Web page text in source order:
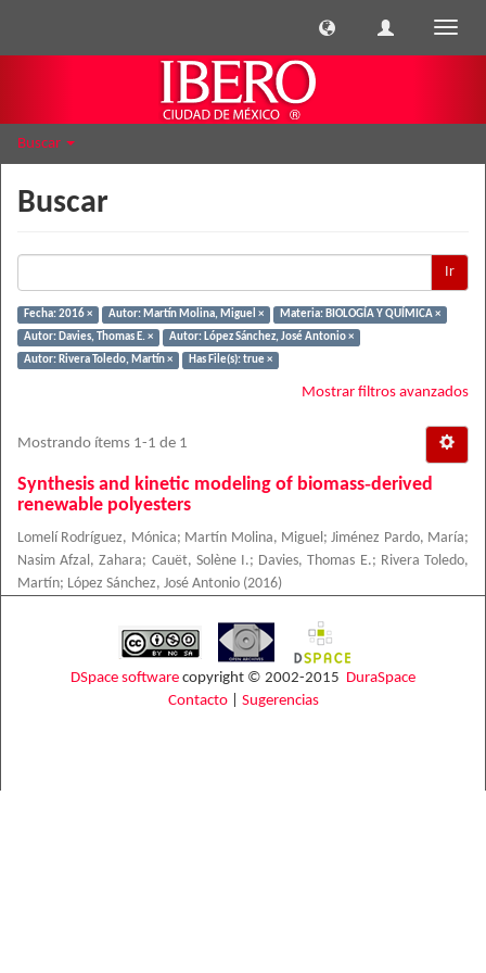
Buscar
Buscar
Ir
Fecha: 2016 × Autor: Martín Molina, Miguel ×
Materia: BIOLOGÍA Y QUÍMICA ×
Autor: Davies, Thomas E. ×
Autor: López Sánchez, José Antonio ×
Autor: Rivera Toledo, Martín ×
Has File(s): true ×
Mostrar filtros avanzados
Mostrando ítems 1-1 de 1
Synthesis and kinetic modeling of biomass‐derived
renewable polyesters
Lomelí Rodríguez, Mónica; Martín Molina, Miguel ;Jiménez Pardo, María;
Nasim Afzal, Zahara; Cauët, Solène I.; Davies, Thomas E.; Rivera Toledo,
Martín; López Sánchez, José Antonio (2016)
DSpace software copyright © 2002-2015 DuraSpace
Contacto| Sugerencias